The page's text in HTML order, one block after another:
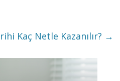
Kaç Netle Kazanılır? →